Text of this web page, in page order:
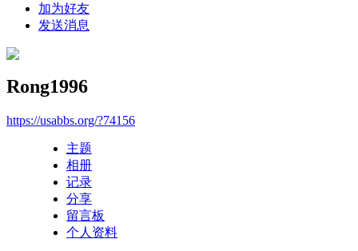
加为好友
发送消息
Rong1996
https://usabbs.org/?74156
主题
相册
记录
分享
留言板
个人资料